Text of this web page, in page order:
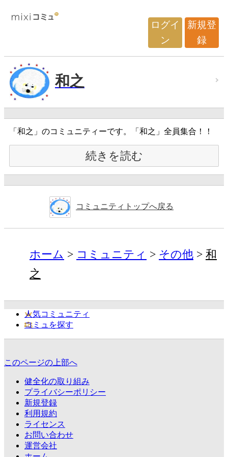
ログイ
ン
新規登
録
和之
「和之」のコミュニティーです。「和之」全員集合！！
続きを読む
コミュニティトップへ戻る
ホーム コミュニティ その他
和
之
人気コミュニティ
コミュを探す
このページの上部へ
健全化の取り組み
プライバシーポリシー
新規登録
利用規約
ライセンス
お問い合わせ
運営会社